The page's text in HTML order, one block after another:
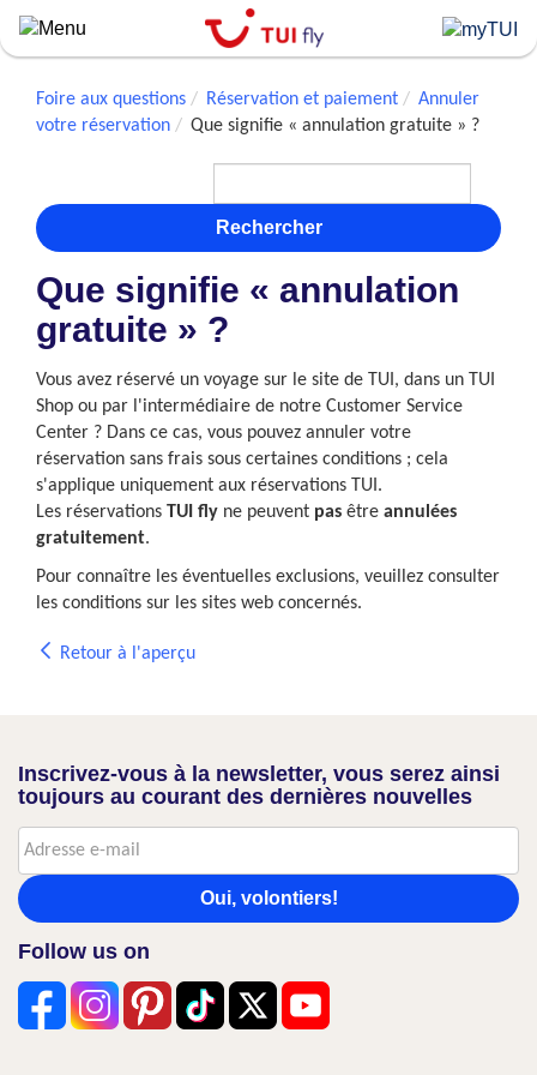
Skip
to
contentFoire aux questions Réservation et paiement
Annuler
votre réservation
Que signifie « annulation gratuite » ?
Rechercher
Que signifie « annulation
gratuite » ?
Vous avez réservé un voyage sur le site de TUI, dans un TUI
Shop ou par l'intermédiaire de notre Customer Service
Center ? Dans ce cas, vous pouvez annuler votre
réservation sans frais sous certaines conditions ; cela
s'applique uniquement aux réservations TUI.
Les réservations TUI fly ne peuvent pas être annulées
gratuitement.
Pour connaître les éventuelles exclusions, veuillez consulter
les conditions sur les sites web concernés.
Retour à l'aperçu
Inscrivez-vous à la newsletter, vous serez ainsi
toujours au courant des dernières nouvelles
Oui, volontiers!
Follow us on